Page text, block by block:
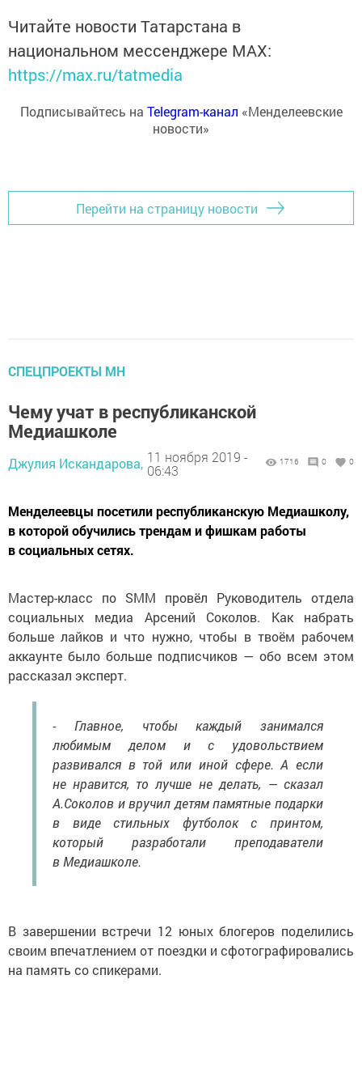
Читайте новости Татарстана в
национальном мессенджере MАХ:
https://max.ru/tatmedia
Подписывайтесь на Telegram-канал «Менделеевские
новости»
Перейти на страницу новости
СПЕЦПРОЕКТЫ МН
Чему учат в республиканской
Медиашколе
Джулия Искандарова, 11 ноября 2019 -
06:43
1716 0 0
Менделеевцы посетили республиканскую Медиашколу,
в которой обучились трендам и фишкам работы
в социальных сетях.
Мастер-класс по SMM провёл Руководитель отдела
социальных медиа Арсений Соколов. Как набрать
больше лайков и что нужно, чтобы в твоём рабочем
аккаунте было больше подписчиков — обо всем этом
рассказал эксперт.
- Главное, чтобы каждый занимался
любимым делом и с удовольствием
развивался в той или иной сфере. А если
не нравится, то лучше не делать, — сказал
А.Соколов и вручил детям памятные подарки
в виде стильных футболок с принтом,
который разработали преподаватели
в Медиашколе.
В завершении встречи 12 юных блогеров поделились
своим впечатлением от поездки и сфотографировались
на память со спикерами.